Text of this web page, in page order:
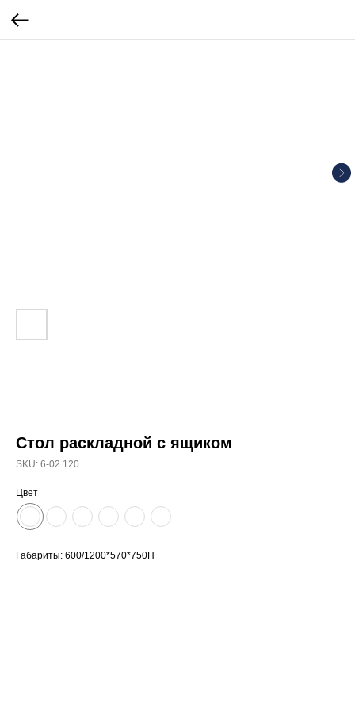
Стол раскладной с ящиком
SKU: 6-02.120
Цвет
Габариты: 600/1200*570*750Н